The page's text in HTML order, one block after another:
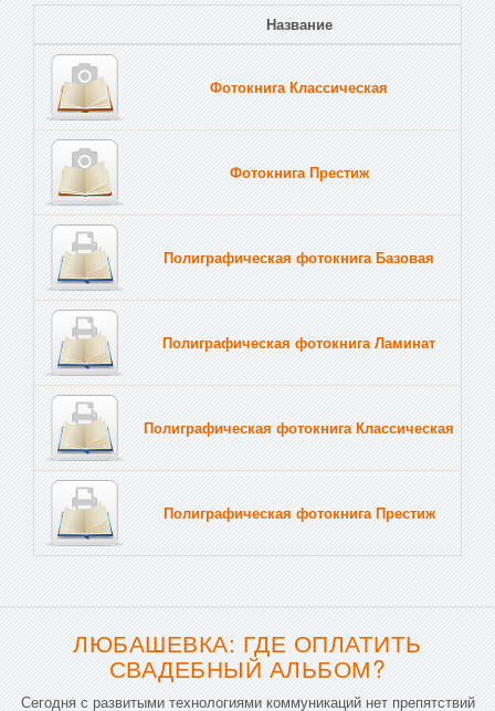
Название
Фотокнига Классическая
Фотокнига Престиж
Полиграфическая фотокнига Базовая
Полиграфическая фотокнига Ламинат
Полиграфическая фотокнига Классическая
Полиграфическая фотокнига Престиж
ЛЮБАШЕВКА: ГДЕ ОПЛАТИТЬ
СВАДЕБНЫЙ АЛЬБОМ?
Сегодня с развитыми технологиями коммуникаций нет препятствий